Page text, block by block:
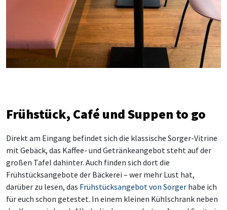
Frühstück, Café und Suppen to go
Direkt am Eingang befindet sich die klassische Sorger-Vitrine
mit Gebäck, das Kaffee- und Getränkeangebot steht auf der
großen Tafel dahinter. Auch finden sich dort die
Frühstücksangebote der Bäckerei – wer mehr Lust hat,
darüber zu lesen, das Frühstücksangebot von Sorger habe ich
für euch schon getestet. In einem kleinen Kühlschrank neben